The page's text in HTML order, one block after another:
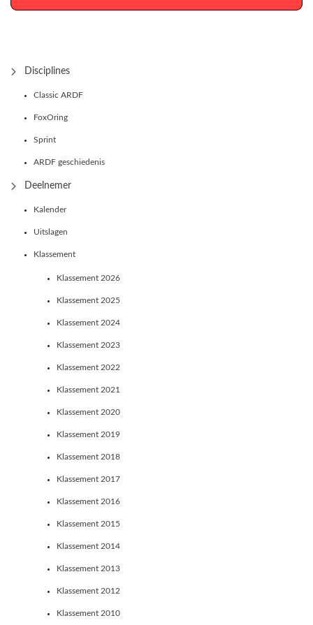
Disciplines
Classic ARDF
FoxOring
Sprint
ARDF geschiedenis
Deelnemer
Kalender
Uitslagen
Klassement
Klassement 2026
Klassement 2025
Klassement 2024
Klassement 2023
Klassement 2022
Klassement 2021
Klassement 2020
Klassement 2019
Klassement 2018
Klassement 2017
Klassement 2016
Klassement 2015
Klassement 2014
Klassement 2013
Klassement 2012
Klassement 2010